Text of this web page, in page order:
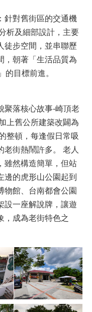
針對舊街區的交通機
析及細部設計，主要
徒步空間，並串聯歷
，朝著「生活品質為
的目標前進。
聚落核心故事-崎頂老
上舊公所建築改闢為
整頓，每逢假日常吸
老街熱鬧許多。 老人
雖然構造簡單，但站
邊的虎形山公園起到
物館、台南都會公園
設一座解說牌，讓遊
，成為老街特色之